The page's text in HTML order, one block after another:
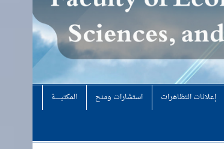
إعلانات التظاهرات استشارات ومنح المكتبـــــــــة